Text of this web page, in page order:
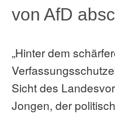
von AfD
„Hinter dem
Sicht des
Jongen, der